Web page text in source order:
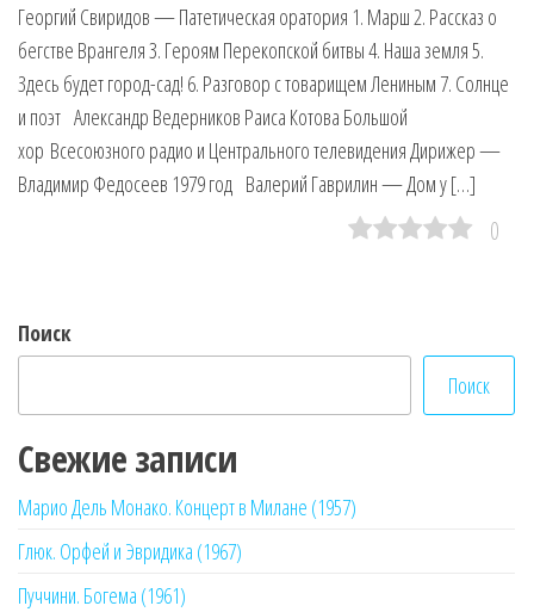
Георгий Свиридов — Патетическая оратория 1. Марш 2. Рассказ о
бегстве Врангеля 3. Героям Перекопской битвы 4. Наша земля 5.
Здесь будет город-сад! 6. Разговор с товарищем Лениным 7. Солнце
и поэт Александр Ведерников Раиса Котова Большой
хор Всесоюзного радио и Центрального телевидения Дирижер —
Владимир Федосеев 1979 год Валерий Гаврилин — Дом у […]
0
Поиск
Поиск
Свежие записи
Марио Дель Монако. Концерт в Милане (1957)
Глюк. Орфей и Эвридика (1967)
Пуччини. Богема (1961)